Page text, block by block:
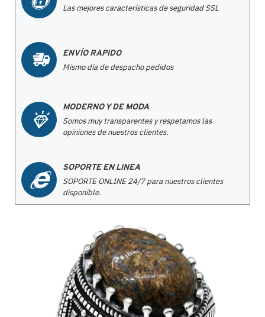
Las mejores características de seguridad SSL
ENVÍO RAPIDO
Mismo día de despacho pedidos
MODERNO Y DE MODA
Somos muy transparentes y respetamos las
opiniones de nuestros clientes.
SOPORTE EN LINEA
SOPORTE ONLINE 24/7 para nuestros clientes
disponible.